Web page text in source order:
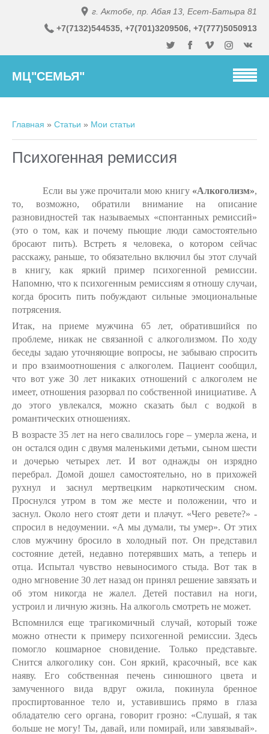
г. Актобе, пр. Абая 13, Есет-Батыра 81
+7(7132)544535, +7(701)3209506, +7(777)5050913
МЦ"СЕМЬЯ"
Главная » Статьи » Мои статьи
Психогенная ремиссия
Если вы уже прочитали мою книгу «Алкоголизм»,
то, возможно, обратили внимание на описание
разновидностей так называемых «спонтанных ремиссий»
(это о том, как и почему пьющие люди самостоятельно
бросают пить). Встреть я человека, о котором сейчас
расскажу, раньше, то обязательно включил бы этот случай
в книгу, как яркий пример психогенной ремиссии.
Напомню, что к психогенным ремиссиям я отношу случаи,
когда бросить пить побуждают сильные эмоциональные
потрясения.
Итак, на приеме мужчина 65 лет, обратившийся по
проблеме, никак не связанной с алкоголизмом. По ходу
беседы задаю уточняющие вопросы, не забываю спросить
и про взаимоотношения с алкоголем. Пациент сообщил,
что вот уже 30 лет никаких отношений с алкоголем не
имеет, отношения разорвал по собственной инициативе. А
до этого увлекался, можно сказать был с водкой в
романтических отношениях.
В возрасте 35 лет на него свалилось горе – умерла жена, и
он остался один с двумя маленькими детьми, сыном шести
и дочерью четырех лет. И вот однажды он изрядно
перебрал. Домой дошел самостоятельно, но в прихожей
рухнул и заснул мертвецким наркотическим сном.
Проснулся утром в том же месте и положении, что и
заснул. Около него стоят дети и плачут. «Чего ревете?» -
спросил в недоумении. «А мы думали, ты умер». От этих
слов мужчину бросило в холодный пот. Он представил
состояние детей, недавно потерявших мать, а теперь и
отца. Испытал чувство невыносимого стыда. Вот так в
одно мгновение 30 лет назад он принял решение завязать и
об этом никогда не жалел. Детей поставил на ноги,
устроил и личную жизнь. На алкоголь смотреть не может.
Вспомнился еще трагикомичный случай, который тоже
можно отнести к примеру психогенной ремиссии. Здесь
помогло кошмарное сновидение. Только представьте.
Снится алкоголику сон. Сон яркий, красочный, все как
наяву. Его собственная печень синюшного цвета и
замученного вида вдруг ожила, покинула бренное
проспиртованное тело и, уставившись прямо в глаза
обладателю сего органа, говорит грозно: «Слушай, я так
больше не могу! Ты, давай, или помирай, или завязывай».